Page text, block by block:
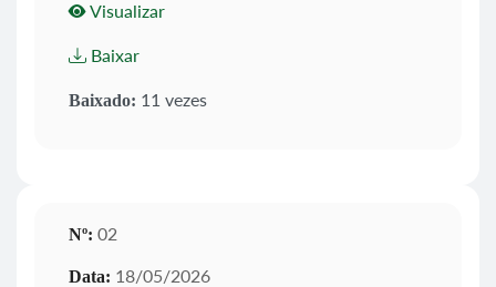
Visualizar
Baixar
Baixado: 11 vezes
Nº: 02
Data: 18/05/2026